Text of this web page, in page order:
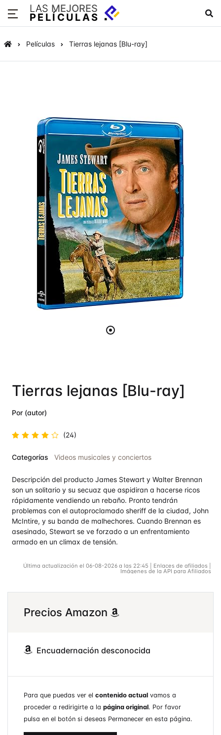
LAS MEJORES
PELÍCULAS
Películas Tierras lejanas [Blu-ray]
Tierras lejanas [Blu-ray]
Por (autor)
o en4
(24)
Categorías Videos musicales y conciertos
Descripción del producto James Stewart y Walter Brennan
son un solitario y su secuaz que aspidiran a hacerse ricos
rápidamente vendiendo un rebaño. Pronto tendrán
problemas con el autoproclamado sheriff de la ciudad, John
McIntire, y su banda de malhechores. Cuando Brennan es
asesinado, Stewart se ve forzado a un enfrentamiento
armado en un climax de tensión.
Última actualización el 06-08-2026 a las 22:45 | Enlaces de afiliados |
Imágenes de la API para Afiliados
Precios Amazon
Encuadernación desconocida
Para que puedas ver el contenido actual vamos a
proceder a redirigirte a la página original. Por favor
pulsa en el botón si deseas Permanecer en esta página.